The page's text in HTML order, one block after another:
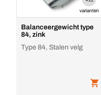
varianten
Balanceergewicht type
84, zink
Type 84, Stalen velg